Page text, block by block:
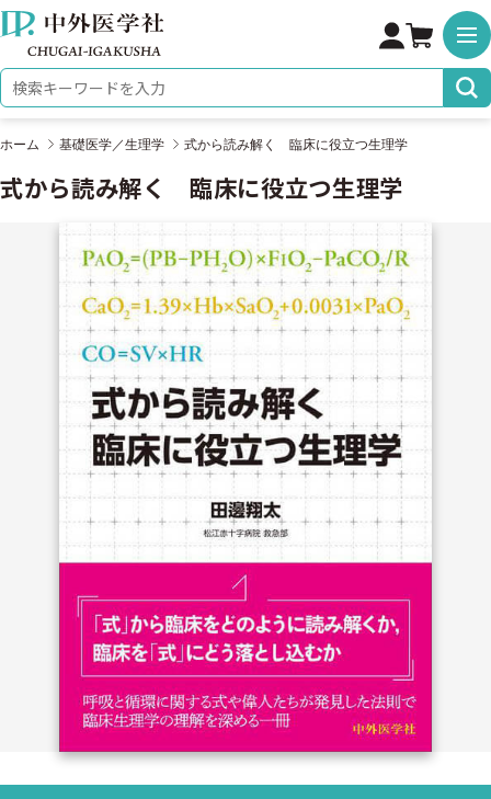
株式会社 中外医学社
検索キーワード
ホーム 基礎医学／生理学 式から読み解く 臨床に役立つ生理学
式から読み解く 臨床に役立つ生理学